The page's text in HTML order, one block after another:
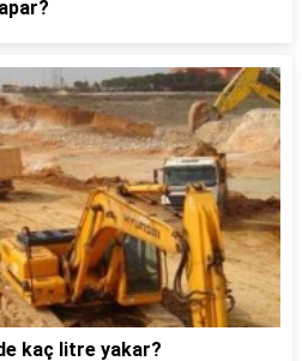
kaç litre yakar?